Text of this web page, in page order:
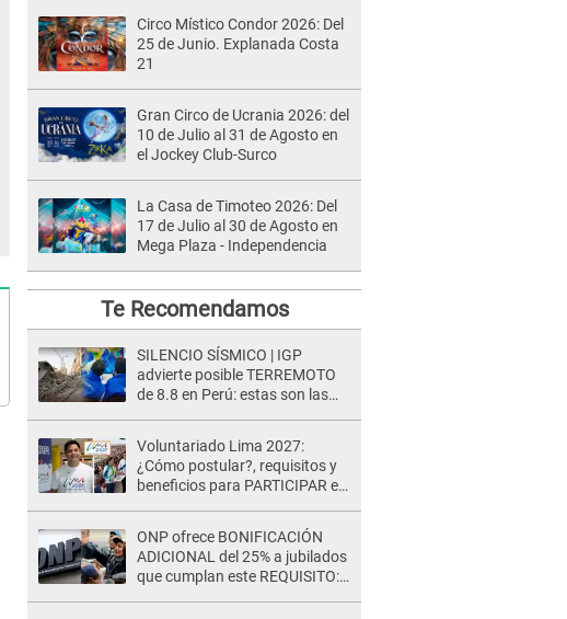
Circo Místico Condor 2026: Del
25 de Junio. Explanada Costa
21
Gran Circo de Ucrania 2026: del
10 de Julio al 31 de Agosto en
el Jockey Club-Surco
La Casa de Timoteo 2026: Del
17 de Julio al 30 de Agosto en
Mega Plaza - Independencia
Te Recomendamos
SILENCIO SÍSMICO | IGP
advierte posible TERREMOTO
de 8.8 en Perú: estas son las
Voluntariado Lima 2027:
¿Cómo postular?, requisitos y
beneficios para PARTICIPAR en
ONP ofrece BONIFICACIÓN
ADICIONAL del 25% a jubilados
que cumplan este REQUISITO: